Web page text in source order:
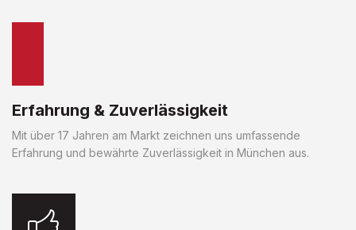
Erfahrung & Zuverlässigkeit
Mit über 17 Jahren am Markt zeichnen uns umfassende
Erfahrung und bewährte Zuverlässigkeit in München aus.